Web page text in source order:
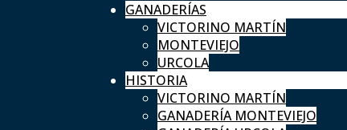
GANADERÍAS
VICTORINO MARTÍN
MONTEVIEJO
URCOLA
HISTORIA
VICTORINO MARTÍN
GANADERÍA MONTEVIEJO